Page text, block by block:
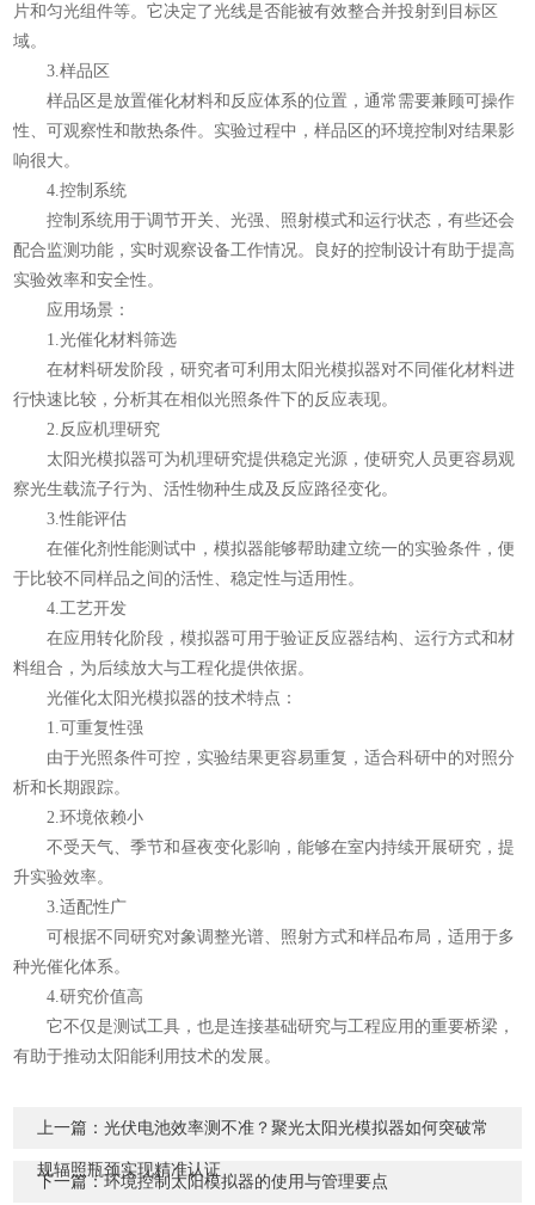
片和匀光组件等。它决定了光线是否能被有效整合并投射到目标区
域。
3.样品区
样品区是放置催化材料和反应体系的位置，通常需要兼顾可操作
性、可观察性和散热条件。实验过程中，样品区的环境控制对结果影
响很大。
4.控制系统
控制系统用于调节开关、光强、照射模式和运行状态，有些还会
配合监测功能，实时观察设备工作情况。良好的控制设计有助于提高
实验效率和安全性。
应用场景：
1.光催化材料筛选
在材料研发阶段，研究者可利用太阳光模拟器对不同催化材料进
行快速比较，分析其在相似光照条件下的反应表现。
2.反应机理研究
太阳光模拟器可为机理研究提供稳定光源，使研究人员更容易观
察光生载流子行为、活性物种生成及反应路径变化。
3.性能评估
在催化剂性能测试中，模拟器能够帮助建立统一的实验条件，便
于比较不同样品之间的活性、稳定性与适用性。
4.工艺开发
在应用转化阶段，模拟器可用于验证反应器结构、运行方式和材
料组合，为后续放大与工程化提供依据。
光催化太阳光模拟器的技术特点：
1.可重复性强
由于光照条件可控，实验结果更容易重复，适合科研中的对照分
析和长期跟踪。
2.环境依赖小
不受天气、季节和昼夜变化影响，能够在室内持续开展研究，提
升实验效率。
3.适配性广
可根据不同研究对象调整光谱、照射方式和样品布局，适用于多
种光催化体系。
4.研究价值高
它不仅是测试工具，也是连接基础研究与工程应用的重要桥梁，
有助于推动太阳能利用技术的发展。
上一篇：光伏电池效率测不准？聚光太阳光模拟器如何突破常
规辐照瓶颈实现精准认证
下一篇：环境控制太阳模拟器的使用与管理要点